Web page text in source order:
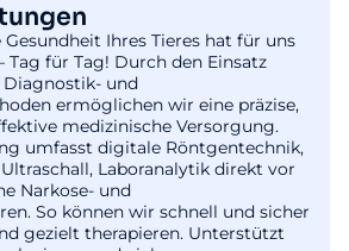
Ihres Tieres hat für uns
für Tag! Durch den Einsatz
und
ermöglichen wir eine präzise,
medizinische Versorgung.
umfasst digitale Röntgentechnik,
Laboranalytik direkt vor
Narkose- und
So können wir schnell und sicher
gezielt therapieren. Unterstützt